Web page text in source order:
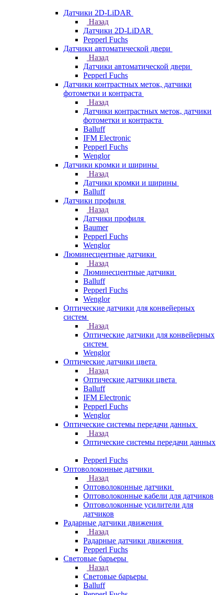
Датчики 2D-LiDAR
Назад
Датчики 2D-LiDAR
Pepperl Fuchs
Датчики автоматической двери
Назад
Датчики автоматической двери
Pepperl Fuchs
Датчики контрастных меток, датчики
фотометки и контраста
Назад
Датчики контрастных меток, датчики
фотометки и контраста
Balluff
IFM Electronic
Pepperl Fuchs
Wenglor
Датчики кромки и ширины
Назад
Датчики кромки и ширины
Balluff
Датчики профиля
Назад
Датчики профиля
Baumer
Pepperl Fuchs
Wenglor
Люминесцентные датчики
Назад
Люминесцентные датчики
Balluff
Pepperl Fuchs
Wenglor
Оптические датчики для конвейерных
систем
Назад
Оптические датчики для конвейерных
систем
Wenglor
Оптические датчики цвета
Назад
Оптические датчики цвета
Balluff
IFM Electronic
Pepperl Fuchs
Wenglor
Оптические системы передачи данных
Назад
Оптические системы передачи данных
Pepperl Fuchs
Оптоволоконные датчики
Назад
Оптоволоконные датчики
Оптоволоконные кабели для датчиков
Оптоволоконные усилители для
датчиков
Радарные датчики движения
Назад
Радарные датчики движения
Pepperl Fuchs
Световые барьеры
Назад
Световые барьеры
Balluff